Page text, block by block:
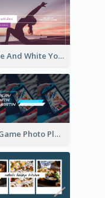
Purple And White Yoga Tutorial YouTube Channel Art
Blue Game Photo Playing Games YouTube Channel Art